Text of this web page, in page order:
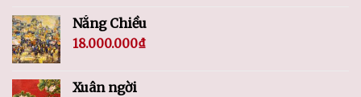
Nắng Chiều
18.000.000₫
Xuân ngời